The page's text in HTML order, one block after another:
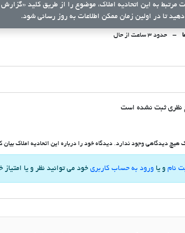
مرتبط به این اتحادیه املاک، موضوع را از طریق کلید «گزارش
دهید تا در اولین زمان ممکن اطلاعات به روز رسانی شود.
حدود ۳ ساعت از حال
نظری ثبت نشده است
هیچ دیدگاهی وجود ندارد. دیدگاه خود را درباره این اتحادیه املاک بیان
نام و یا ورود به حساب کاربری خود می توانید نظر و یا